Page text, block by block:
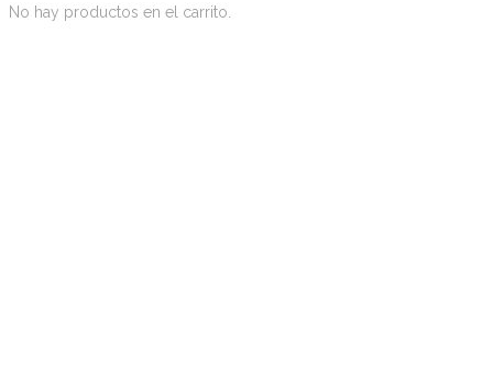
No hay productos en el carrito.